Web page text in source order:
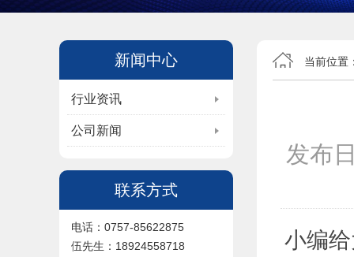
新闻中心
行业资讯
公司新闻
联系方式
电话：0757-85622875
伍先生：18924558718
当前位置
发布
小编